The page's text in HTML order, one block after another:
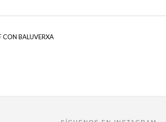
CON BALUVERXA